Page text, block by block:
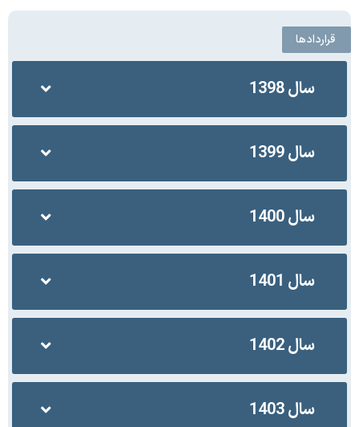
قراردادها
سال 1398
سال 1399
سال 1400
سال 1401
سال 1402
سال 1403